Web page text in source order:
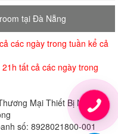
tại Đà Nẵng
các ngày trong tuần kể cả
tất cả các ngày trong
Mại Thiết Bị Nội Thất
số: 8928021800-001